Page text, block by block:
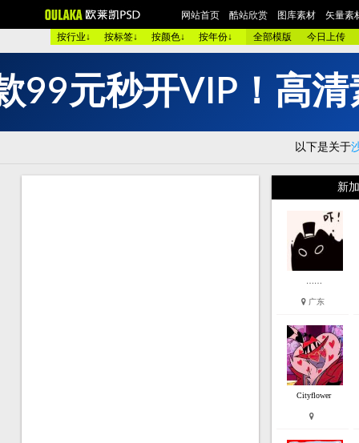
网站首页 酷站欣赏 图库素材
矢量素
按行业↓
按标签↓ 按颜色↓ 按年份↓ 全部模版 今日上传
图 库： 欧美酷图 平面设计 艺术摄影 包装设计 时装展示
颜 色 >> 黑色酷站 白色酷站 红色酷站 蓝色酷站
汽车交通 美容化妆
购物商店 网络游戏 个人网站 集团企业 酒店宾馆
数码相机 珠宝首饰
紫色模板
欧莱凯APP端下载
99元秒开V P ！ 高清
以下是关于
新
广东
Cityflower